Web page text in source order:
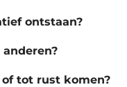
ontstaan?
tot rust komen?